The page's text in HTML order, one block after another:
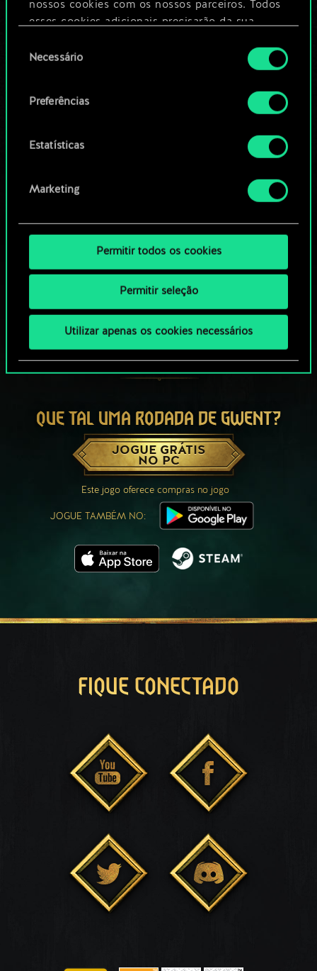
nossos cookies com os nossos parceiros. Todos
esses cookies adicionais precisarão da sua
Você encontrará todos os detalhes sobre o uso
de cookies e poderá ajustar as suas preferências
no menu "Configurações" abaixo.
deNecessário
Preferências
Estatísticas
Marketing
Permitir todos os cookies
Permitir seleção
Utilizar apenas os cookies necessários
comunidade
QUE TAL UMA RODADA DE GWENT?
JOGUE GRÁTIS
NO PC
Este jogo oferece compras no jogo
JOGUE TAMBÉM NO:
FIQUE CONECTADO